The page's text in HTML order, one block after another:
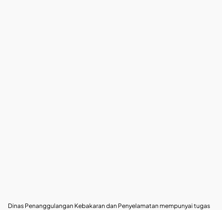
Dinas Penanggulangan Kebakaran dan Penyelamatan mempunyai tugas